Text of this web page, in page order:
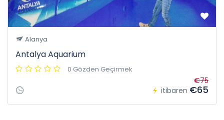
Alanya
Antalya Aquarium
0 Gözden Geçirmek
itibaren
€75
€65